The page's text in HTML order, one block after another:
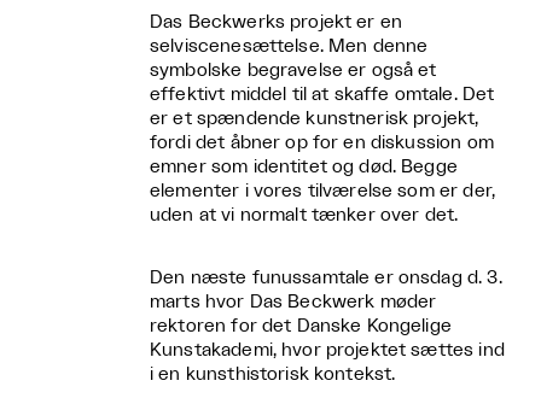
Das Beckwerks projekt er en
selviscenesættelse. Men denne
symbolske begravelse er også et
effektivt middel til at skaffe omtale. Det
er et spændende kunstnerisk projekt,
fordi det åbner op for en diskussion om
emner som identitet og død. Begge
elementer i vores tilværelse som er der,
uden at vi normalt tænker over det.
Den næste funussamtale er onsdag d. 3.
marts hvor Das Beckwerk møder
rektoren for det Danske Kongelige
Kunstakademi, hvor projektet sættes ind
i en kunsthistorisk kontekst.